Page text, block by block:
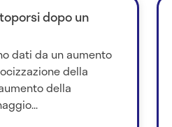
dopo un
dati da un aumento
della
della